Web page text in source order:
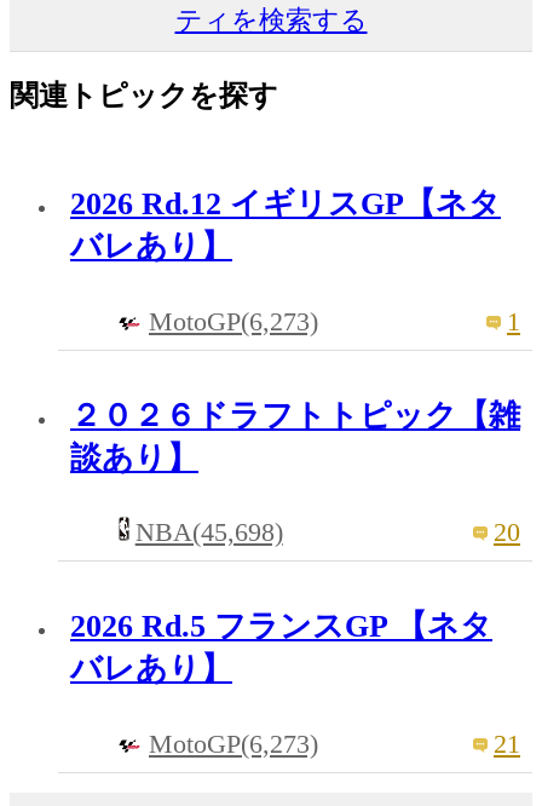
ティを検索する
関連トピックを探す
2026 Rd.12 イギリスGP【ネタ
バレあり】
MotoGP(6,273) 1
２０２６ドラフトトピック【雑
談あり】
NBA(45,698) 20
2026 Rd.5 フランスGP 【ネタ
バレあり】
MotoGP(6,273) 21